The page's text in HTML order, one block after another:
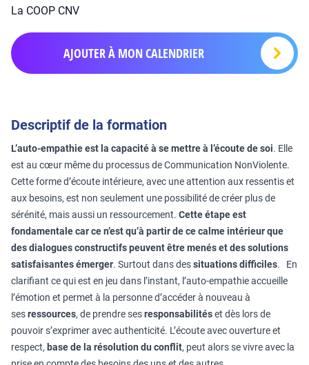
La COOP CNV
AJOUTER À MON CALENDRIER
Descriptif de la formation
L’auto-empathie est la capacité à se mettre à l’écoute de soi. Elle
est au cœur même du processus de Communication NonViolente.
Cette forme d’écoute intérieure, avec une attention aux ressentis et
aux besoins, est non seulement une possibilité de créer plus de
sérénité, mais aussi un ressourcement. Cette étape est
fondamentale car ce n’est qu’à partir de ce calme intérieur que
des dialogues constructifs peuvent être menés et des solutions
satisfaisantes émerger. Surtout dans dessituations difficiles. En
clarifiant ce qui est en jeu dans l’instant, l’auto-empathie accueille
l’émotion et permet à la personne d’accéder à nouveau à
sesressources, de prendre sesresponsabilitéset dès lors de
pouvoir s’exprimer avec authenticité. L’écoute avec ouverture et
respect, base de la résolution du conflit, peut alors se vivre avec la